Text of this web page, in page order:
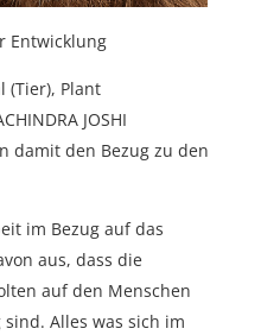
Entwicklung
(Tier), Plant
JOSHI
damit den Bezug zu den
im Bezug auf das
aus, dass die
auf den Menschen
Alles was sich im